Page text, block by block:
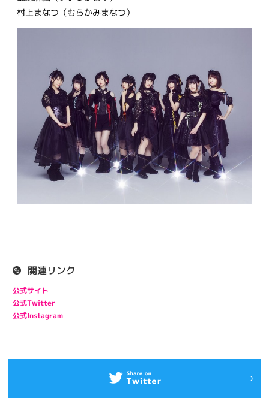
村上まなつ（むらかみまなつ）
関連リンク
公式サイト
公式Twitter
公式Instagram